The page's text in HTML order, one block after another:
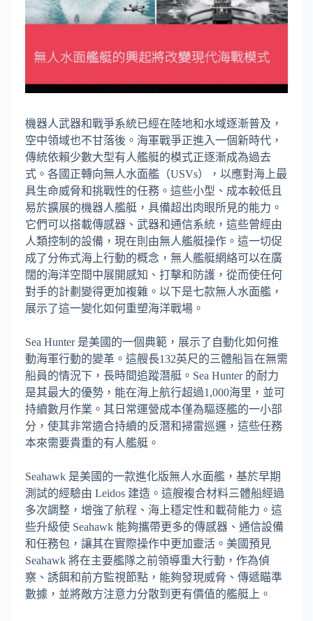
機器人武器和戰爭系統已經在陸地和水域逐漸普及，
空中領域也不甘落後。海軍戰爭正進入一個新時代，
傳統依賴少數大型有人艦艇的模式正逐漸成為過去
式。各國正轉向無人水面艦（USVs），以應對海上最
具生命威脅和挑戰性的任務。這些小型、成本較低且
易於擴展的機器人艦艇，具備超出肉眼所見的能力。
它們可以搭載傳感器、武器和通信系統，這些曾經由
人類控制的設備，現在則由無人艦艇操作。這一切促
成了分佈式海上行動的概念，無人艦艇網絡可以在廣
闊的海洋空間中展開感知、打擊和防護，從而使任何
對手的計劃變得更加複雜。以下是七款無人水面艦，
展示了這一變化如何重塑海洋戰場。
Sea Hunter 是美國的一個典範，展示了自動化如何推
動海軍行動的變革。這艘長132英尺的三體船旨在無需
船員的情況下，長時間追蹤潛艇。Sea Hunter 的耐力
是其最大的優勢，能在海上航行超過1,000海里，並可
持續數月作業。其日常運營成本僅為驅逐艦的一小部
分，使其非常適合持續的反潛和掃雷巡邏，這些任務
本來需要貴重的有人艦艇。
Seahawk 是美國的一款進化版無人水面艦，基於早期
測試的經驗由 Leidos 建造。這艘複合材料三體船經過
多次調整，增強了航程、海上穩定性和載荷能力。這
些升級使 Seahawk 能夠攜帶更多的傳感器、通信設備
和任務包，讓其在實際操作中更加靈活。美國預見
Seahawk 將在主要艦隊之前領導重大行動，作為偵
察、誘餌和前方監視節點，能夠發現威脅、傳遞瞄準
數據，並將敵方注意力分散到更有價值的艦艇上。